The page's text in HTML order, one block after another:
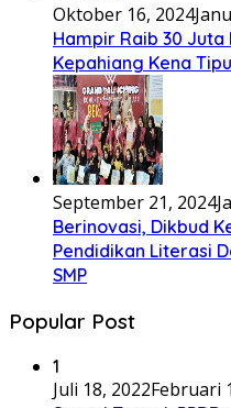
Oktober 16, 2024
Hampir Raib 30 Juta
Kepahiang Kena Tipu
September 21, 2024
Berinovasi, Dikbud
Pendidikan Literasi
SMP
Popular Post
1
Juli 18, 2022Februari